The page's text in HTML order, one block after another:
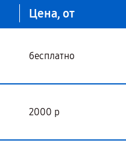
Цена, от
бесплатно
2000 р